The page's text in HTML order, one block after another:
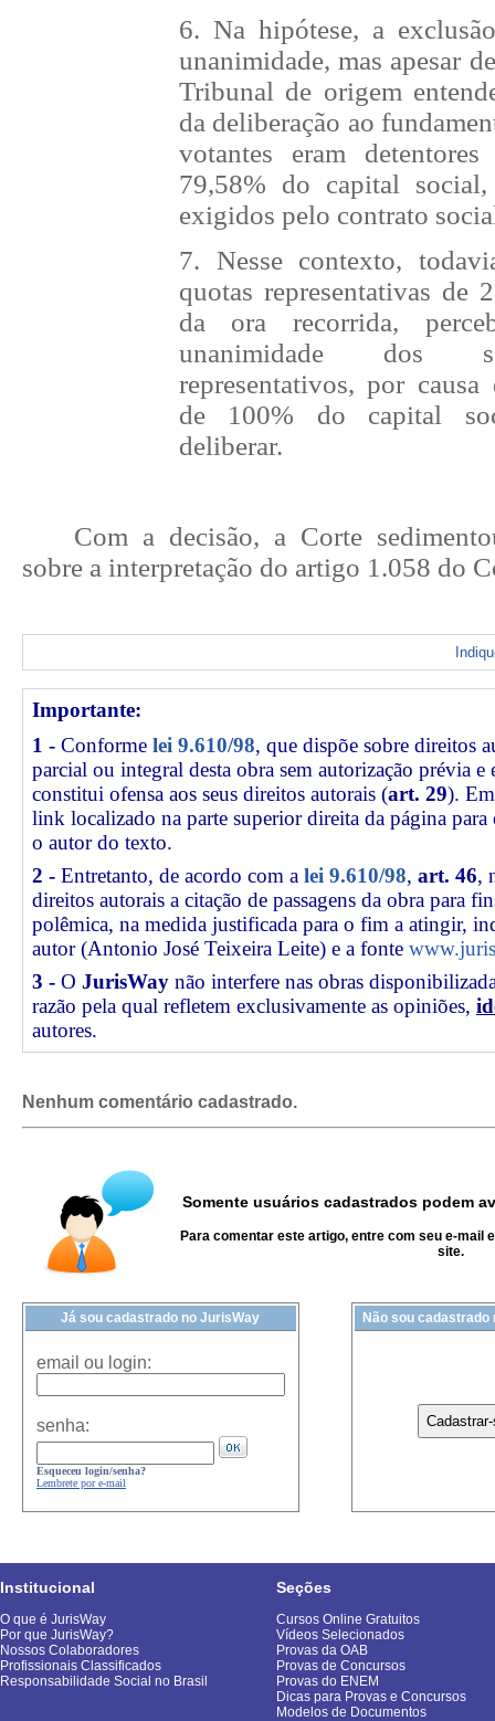
6. Na hipótese, a
unanimidade, mas apesar
Tribunal de origem
da deliberação ao
votantes eram
79,58% do capital
exigidos pelo contrato
7. Nesse contexto,
quotas representativas de
da ora recorrida,
unanimidade dos
representativos, por causa
de 100% do capital
deliberar.
Com a decisão, a Corte
sobre a interpretação do artigo 1.058 do
Importante:
1 - Conforme lei 9.610/98, que dispõe sobre direitos
parcial ou integral desta obra sem autorização prévia e
constitui ofensa aos seus direitos autorais (art. 29).
link localizado na parte superior direita da página
o autor do texto.
2 - Entretanto, de acordo com a lei 9.610/98, art. 46,
direitos autorais a citação de passagens da obra para
polêmica, na medida justificada para o fim a atingir,
autor (Antonio José Teixeira Leite) e a fonte
3 - O JurisWay não interfere nas obras
razão pela qual refletem exclusivamente as opiniões,
autores.
Nenhum comentário cadastrado.
Somente usuários cadastrados podem
Para comentar este artigo, entre com seu e-mail
site.
Já sou cadastrado no JurisWay
email ou login:
senha:
Esqueceu login/senha?
Lembrete por e-mail
Não sou cadastrado
Institucional
O que é JurisWay
Por que JurisWay?
Nossos Colaboradores
Profissionais Classificados
Responsabilidade Social no Brasil
Seções
Cursos Online Gratuitos
Vídeos Selecionados
Provas da OAB
Provas de Concursos
Provas do ENEM
Dicas para Provas e Concursos
Modelos de Documentos